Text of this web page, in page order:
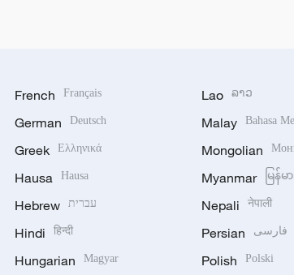
French Français
German Deutsch
Greek Ελληνικά
Hausa Hausa
Hebrew עברית
Hindi हिन्दी
Hungarian Magyar
Lao ລາວ
Malay Bahasa
Mongolian
Myanmar မြန်
Nepali नेपाली
Persian فارسی
Polish Polski